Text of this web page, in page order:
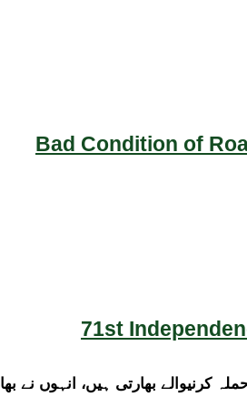
Bad Condition of
71st
کرنیوالے بھارتی ہیں، انہوں